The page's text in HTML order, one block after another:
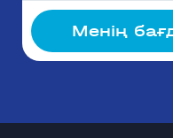
Менің